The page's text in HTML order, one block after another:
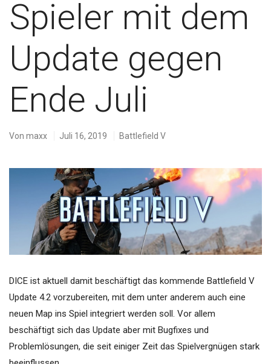
Spieler mit dem
Update gegen
Ende Juli
Von maxx Juli 16, 2019 Battlefield V
DICE ist aktuell damit beschäftigt das kommende Battlefield V
Update 4.2 vorzubereiten, mit dem unter anderem auch eine
neuen Map ins Spiel integriert werden soll. Vor allem
beschäftigt sich das Update aber mit Bugfixes und
Problemlösungen, die seit einiger Zeit das Spielvergnügen stark